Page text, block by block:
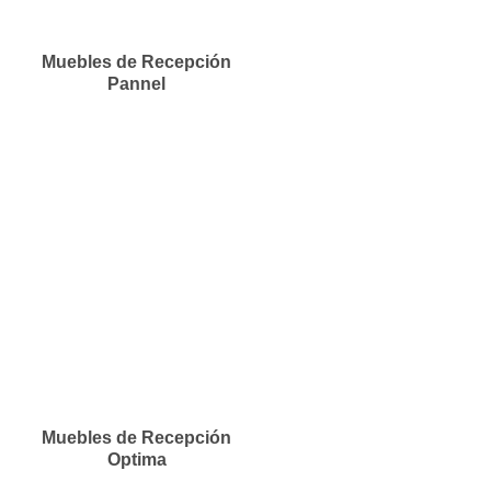
Muebles de Recepción
Pannel
Muebles de Recepción
Optima